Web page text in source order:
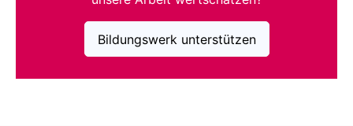
Bildungswerk unterstützen